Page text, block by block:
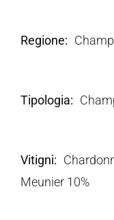
Regione
Tipologia
Vitigni
Meunier 10%